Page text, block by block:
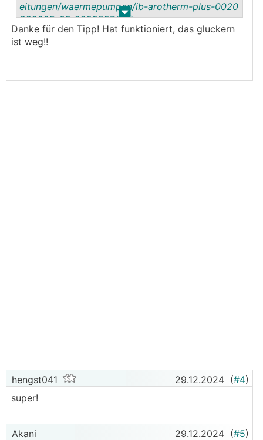
. .
eitungen/waermepumpen/ib-arotherm-plus-0020
299005-05-2229857.pdf
Seite 34
Danke für den Tipp! Hat funktioniert, das gluckern
ist weg!!
hengst041 29.12.2024 (#4)
super!
Akani 29.12.2024 (#5)